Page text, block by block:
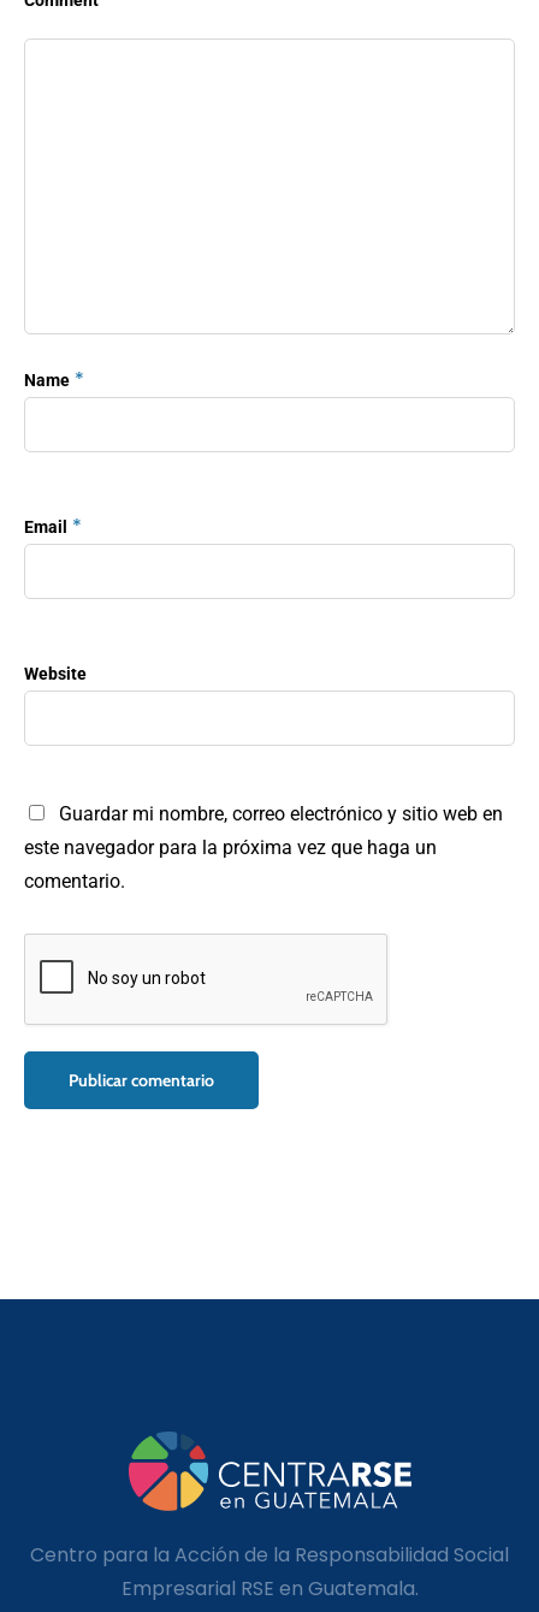
í
Name *
Email *
Website
Guardar mi nombre, correo electrónico y sitio web en
este navegador para la próxima vez que haga un
comentario.
Centro para la Acción de la Responsabilidad Social
Empresarial RSE en Guatemala.